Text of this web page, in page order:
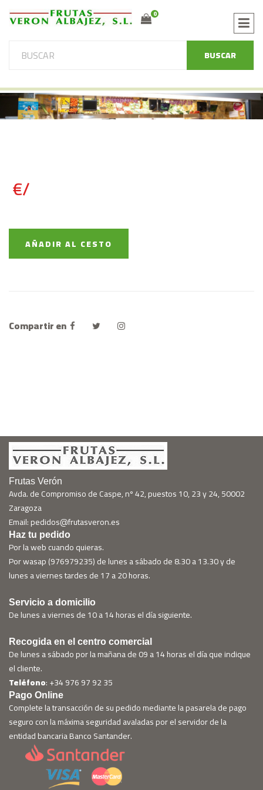
0
BUSCAR
€/
AÑADIR AL CESTO
Compartir en
Frutas Verón
Avda. de Compromiso de Caspe, nº 42, puestos 10, 23 y 24, 50002
Zaragoza
Email: pedidos@frutasveron.es
Haz tu pedido
Por la web cuando quieras.
Por wasap (976979235) de lunes a sábado de 8.30 a 13.30 y de
lunes a viernes tardes de 17 a 20 horas.
Servicio a domicilio
De lunes a viernes de 10 a 14 horas el día siguiente.
Recogida en el centro comercial
De lunes a sábado por la mañana de 09 a 14 horas el día que indique
el cliente.
Teléfono: +34 976 97 92 35
Pago Online
Complete la transacción de su pedido mediante la pasarela de pago
seguro con la máxima seguridad avaladas por el servidor de la
entidad bancaria Banco Santander.